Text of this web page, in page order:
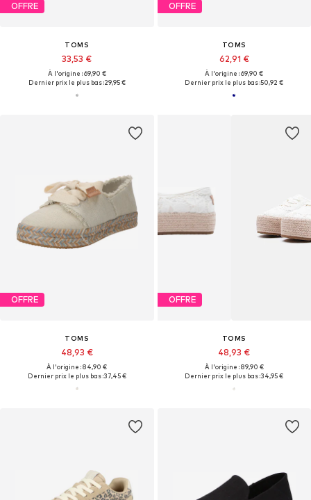
OFFRE
TOMS
33,53 €
À l'origine : 69,90 €
Dernier prix le plus bas :29,95 €
OFFRE
TOMS
62,91 €
À l'origine : 69,90 €
Dernier prix le plus bas :50,92 €
OFFRE
TOMS
48,93 €
À l'origine : 84,90 €
Dernier prix le plus bas :37,45 €
OFFRE
TOMS
48,93 €
À l'origine : 89,90 €
Dernier prix le plus bas :34,95 €